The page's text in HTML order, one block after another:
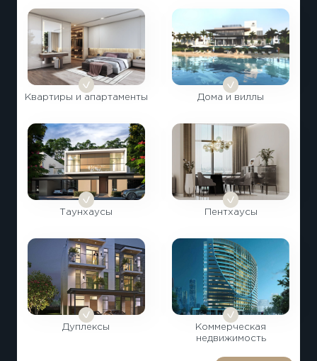
Квартиры и апартаменты Дома и виллы
Таунхаусы Пентхаусы
Дуплексы
Коммерческая
недвижимость